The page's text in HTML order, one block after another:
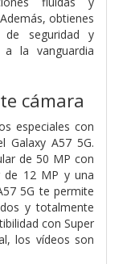
obtienes
de seguridad y
la vanguardia
cámara
especiales con
Galaxy A57 5G.
de 50 MP con
de 12 MP y una
5G te permite
y totalmente
con Super
los vídeos son